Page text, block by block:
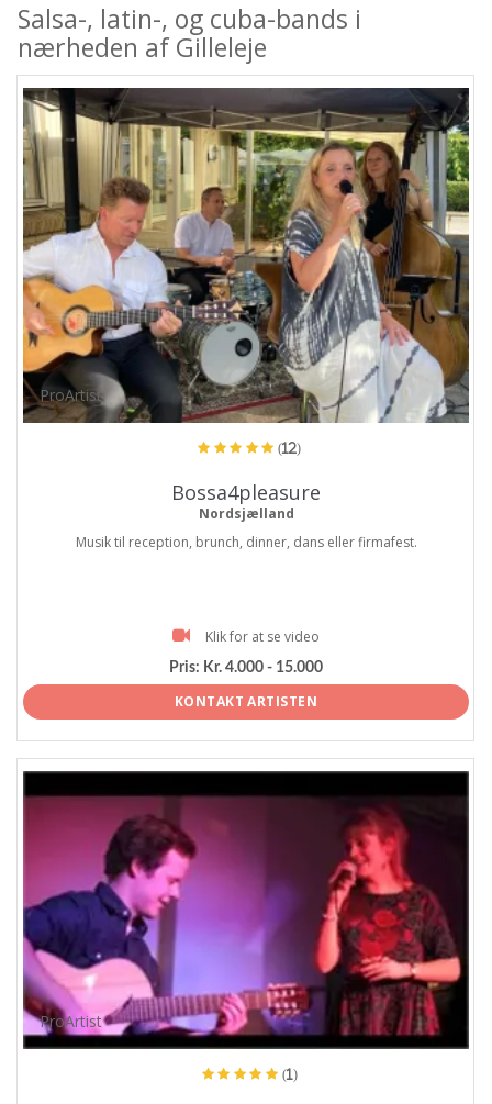
Salsa-, latin-, og cuba-bands i
nærheden af Gilleleje
ProArtist
(12)
Bossa4pleasure
Nordsjælland
Musik til reception, brunch, dinner, dans eller firmafest.
Klik for at se video
Pris: Kr. 4.000 - 15.000
KONTAKT ARTISTEN
ProArtist
(1)